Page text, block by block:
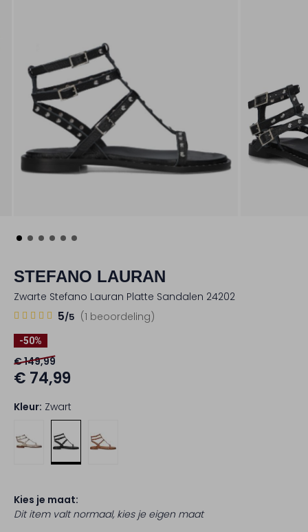
STEFANO LAURAN
Zwarte Stefano Lauran Platte Sandalen 24202
(1 beoordeling)
5/5
15
Sterren
-50%
€ 149,99
€ 74,99
Kleur: Zwart
Kies je maat:
Dit item valt normaal, kies je eigen maat